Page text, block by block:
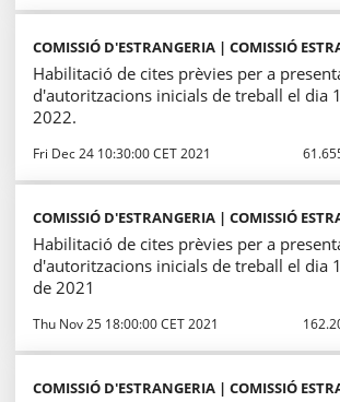
COMISSIÓ D'ESTRANGERIA | COMISSIÓ
Habilitació de cites prèvies per a
d'autoritzacions inicials de treball el dia
2022.
Fri Dec 24 10:30:00 CET 2021
COMISSIÓ D'ESTRANGERIA | COMISSIÓ
Habilitació de cites prèvies per a
d'autoritzacions inicials de treball el dia
de 2021
Thu Nov 25 18:00:00 CET 2021
COMISSIÓ D'ESTRANGERIA | COMISSIÓ